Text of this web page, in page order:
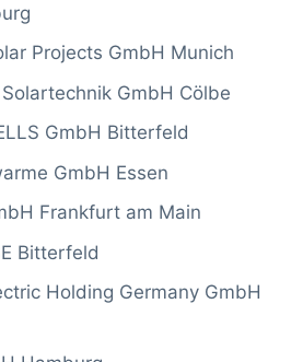
Projects GmbH Munich
GmbH Cölbe
GmbH Bitterfeld
GmbH Essen
Frankfurt am Main
Bitterfeld
Holding Germany GmbH